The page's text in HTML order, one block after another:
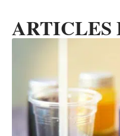
ARTICLES